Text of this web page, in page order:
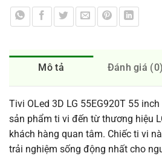
Mô tả Đánh giá (0)
Tivi OLed 3D LG 55EG920T 55
sản phẩm ti vi đến từ thương hiệu
khách hàng quan tâm. Chiếc ti vi
trải nghiệm sống động nhất cho